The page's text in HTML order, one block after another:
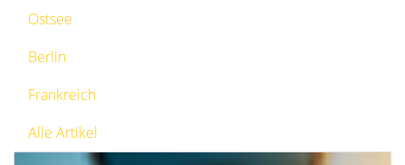
Ostsee
Berlin
Frankreich
Alle Artikel